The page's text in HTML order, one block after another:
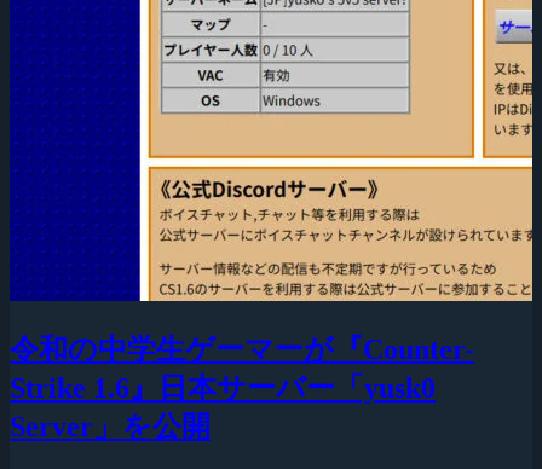
令和の中学生ゲーマーが『Counter-
Strike 1.6』日本サーバー「yusk0
Server」を公開